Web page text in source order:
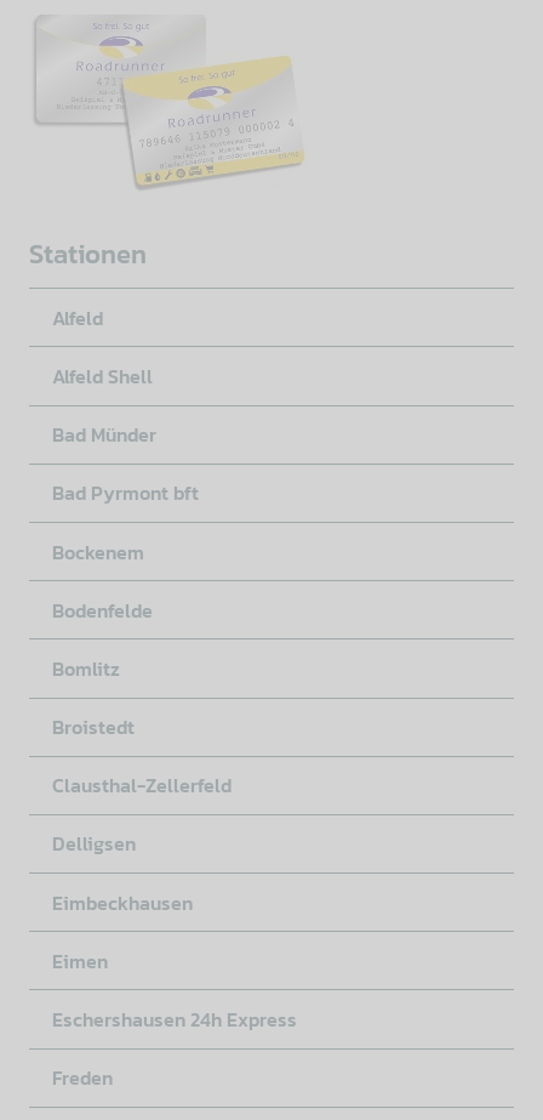
Stationen
Alfeld
Alfeld Shell
Bad Münder
Bad Pyrmont bft
Bockenem
Bodenfelde
Bomlitz
Broistedt
Clausthal-Zellerfeld
Delligsen
Eimbeckhausen
Eimen
Eschershausen 24h Express
Freden